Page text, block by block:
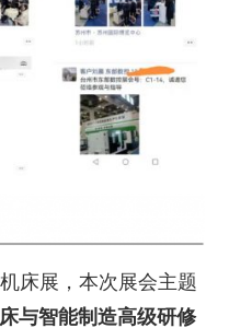
床展，本次展会主题
与智能制造高级研修